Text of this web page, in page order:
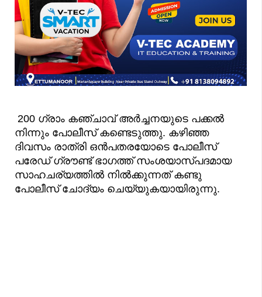
200 ഗ്രാം കഞ്ചാവ് അർച്ചനയുടെ പക്കൽ
നിന്നും പോലീസ് കണ്ടെടുത്തു. കഴിഞ്ഞ
ദിവസം രാത്രി ഒൻപതരയോടെ പോലീസ്
പരേഡ് ഗ്രൗണ്ട് ഭാഗത്ത് സംശയാസ്പദമായ
സാഹചര്യത്തിൽ നിൽക്കുന്നത് കണ്ടു
പോലീസ് ചോദ്യം ചെയ്യുകയായിരുന്നു.